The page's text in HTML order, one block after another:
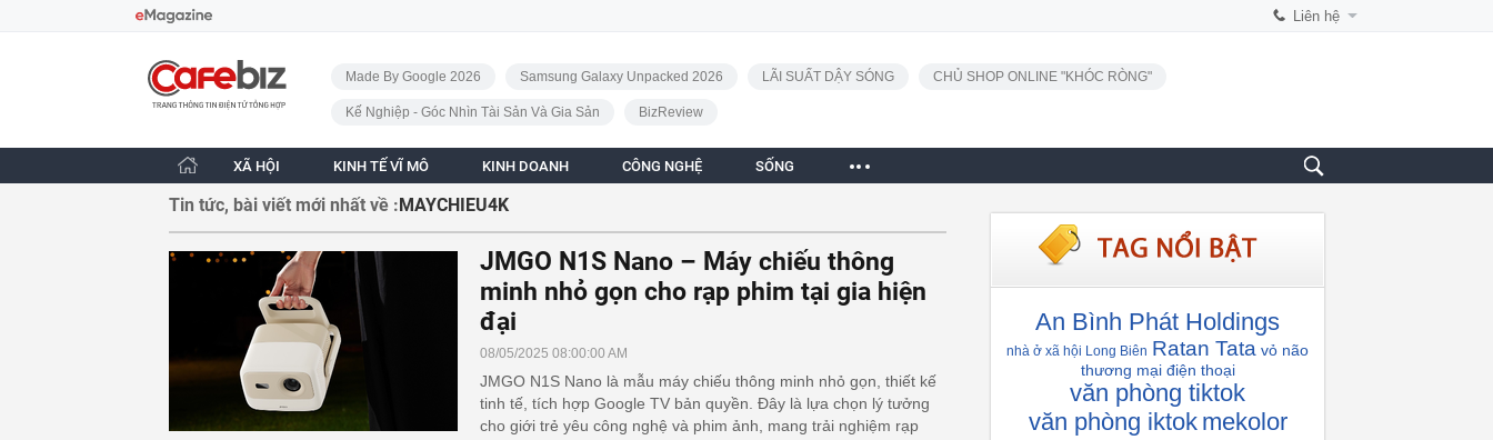
Liên hệ
CafeBiz - Trang chủ
Made By Google 2026
Samsung Galaxy Unpacked 2026 LÃI SUẤT DẬY SÓNG CHỦ SHOP ONLINE "KHÓC RÒNG"
Kế Nghiệp - Góc Nhìn Tài Sản Và Gia Sản BizReview
XÃ HỘI KINH TẾ VĨ MÔ KINH DOANH CÔNG NGHỆ SỐNG
Tin tức, bài viết mới nhất về :MAYCHIEU4K
JMGO N1S Nano – Máy chiếu thông
minh nhỏ gọn cho rạp phim tại gia hiện
đại
08/05/2025 08:00:00 AM
JMGO N1S Nano là mẫu máy chiếu thông minh nhỏ gọn, thiết kế
tinh tế, tích hợp Google TV bản quyền. Đây là lựa chọn lý tưởng
cho giới trẻ yêu công nghệ và phim ảnh, mang trải nghiệm rạp
An Bình Phát Holdings
nhà ở xã hội Long Biên Ratan Tata vỏ não
thương mại điện thoại
văn phòng tiktok
văn phòng iktok mekolor